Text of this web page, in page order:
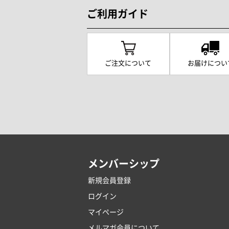
ご利用ガイド
ご注文について お届けについ
メンバーシップ
新規会員登録
ログイン
マイページ